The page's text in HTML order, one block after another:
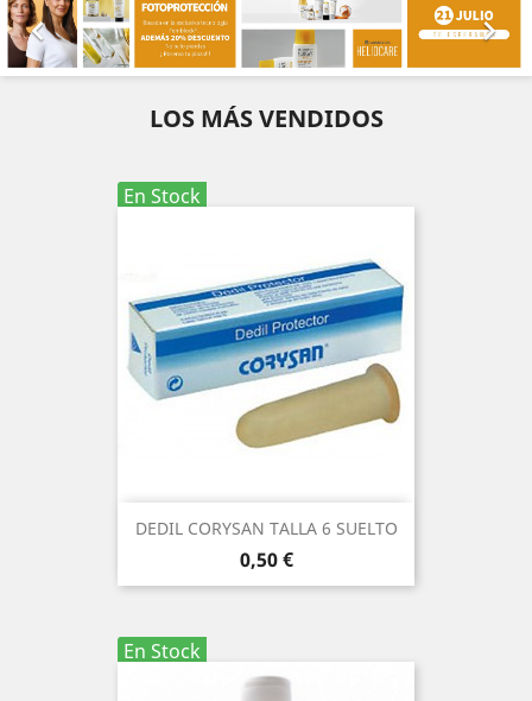
 
LOS MÁS VENDIDOS
En Stock
DEDIL CORYSAN TALLA 6 SUELTO
Precio
0,50 €
En Stock